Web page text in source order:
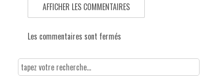
AFFICHER LES COMMENTAIRES
Les commentaires sont fermés